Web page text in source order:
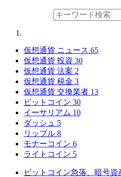
仮想通貨 ニュース 65
仮想通貨 投資 30
仮想通貨 法案 2
仮想通貨 税金 3
仮想通貨 交換業者 13
ビットコイン 30
イーサリアム 10
ダッシュ 5
リップル 8
モナーコイン 6
ライトコイン 5
ビットコイン急落、暗号